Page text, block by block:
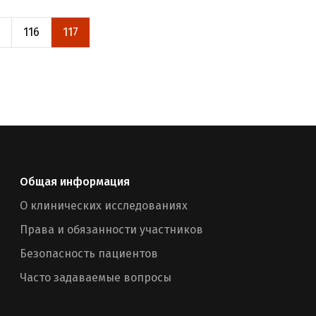
116 117
Общая информация
О клинических исследованиях
Права и обязанности участников
Безопасность пациентов
Часто задаваемые вопросы